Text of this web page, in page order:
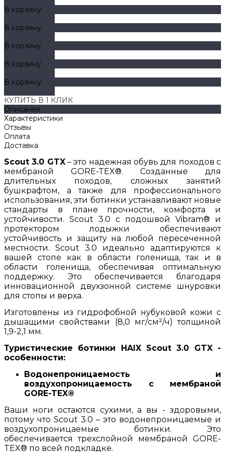
В корзину
В корзину
В корзину
В корзину
В корзину
КУПИТЬ В 1 КЛИК
Описание
Характеристики
Отзывы
Оплата
Доставка
Scout 3.0 GTX– это надежная обувь для походов с
мембраной GORE-TEX®. Созданные для
длительных походов, сложных занятий
бушкрафтом, а также для профессионального
использования, эти ботинки устанавливают новые
стандарты в плане прочности, комфорта и
устойчивости. Scout 3.0 с подошвой Vibram® и
протектором лодыжки обеспечивают
устойчивость и защиту на любой пересеченной
местности. Scout 3.0 идеально адаптируются к
вашей стопе как в области голенища, так и в
области голенища, обеспечивая оптимальную
поддержку. Это обеспечивается благодаря
инновационной двухзонной системе шнуровки
для стопы и верха.
Изготовлены из гидрофобной нубуковой кожи с
дышащими свойствами (8,0 мг/см²/ч) толщиной
1,9-2,1 мм.
Туристические ботинки HAIX Scout 3.0 GTX -
особенности:
Водонепроницаемость и
воздухопроницаемость с мембраной
GORE-TEX®
Ваши ноги остаются сухими, а вы - здоровыми,
потому что Scout 3.0 – это водонепроницаемые и
воздухопроницаемые ботинки. Это
обеспечивается трехслойной мембраной GORE-
TEX® по всей подкладке.